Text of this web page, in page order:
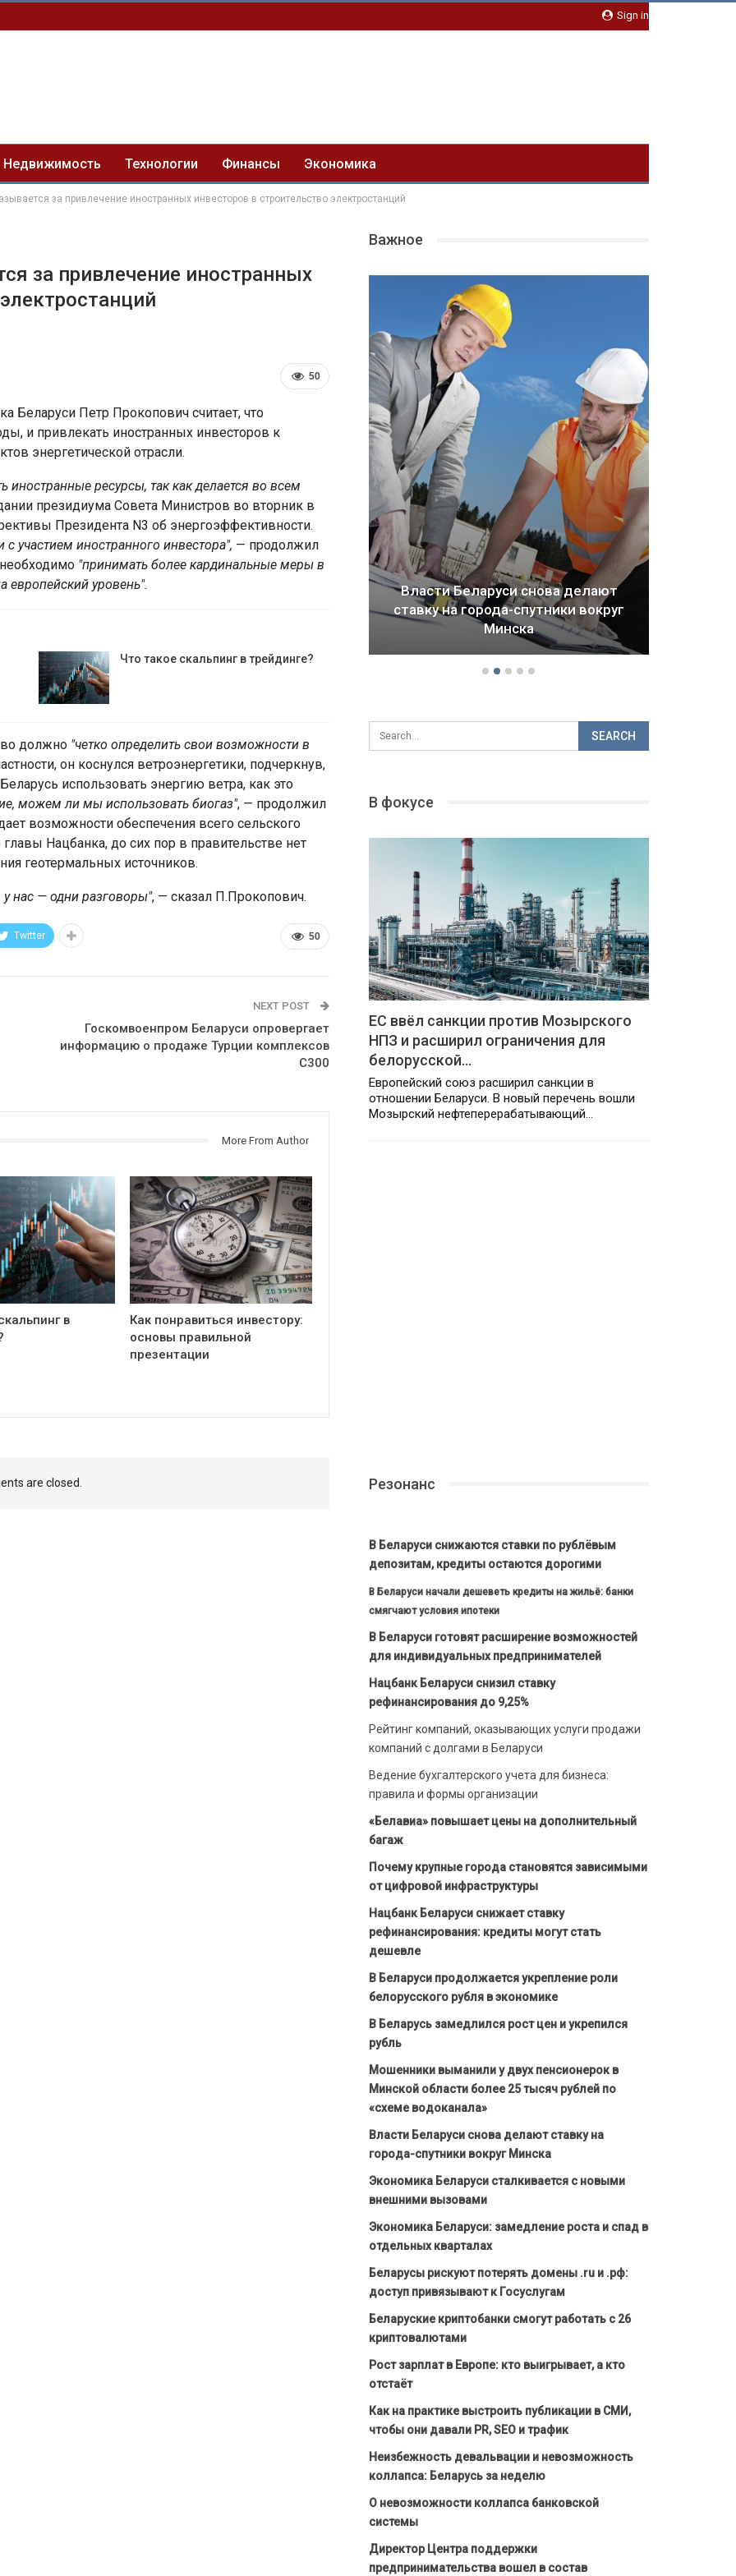
Sign in
Недвижимость Технологии Финансы Экономика
за привлечение иностранных инвесторов в строительство электростанций
за привлечение иностранных
50
Беларуси Петр Прокопович считает, что
и привлекать иностранных инвесторов к
энергетической отрасли.
ресурсы, так как делается во всем
президиума Совета Министров во вторник в
Президента N3 об энергоэффективности.
участием иностранного инвестора", — продолжил
"принимать более кардинальные меры в
европейский уровень".
Что такое скальпинг в трейдинге?
должно "четко определить свои возможности в
он коснулся ветроэнергетики, подчеркнув,
использовать энергию ветра, как это
можем ли мы использовать биогаз", — продолжил
возможности обеспечения всего сельского
Нацбанка, до сих пор в правительстве нет
геотермальных источников.
у нас — одни разговоры", — сказал П.Прокопович.
50
Twitter
NEXT POST
Госкомвоенпром Беларуси опровергает
информацию о продаже Турции комплексов
С300
More From Author
в
Как понравиться инвестору:
основы правильной
презентации
are closed.
Важное
ЕС ввёл санкции против
Власти Беларуси снова делают
ставку на города-спутники вокруг
Минска
В фокусе
ЕС ввёл санкции против Мозырского
НПЗ и расширил ограничения для
белорусской…
Европейский союз расширил санкции в
отношении Беларуси. В новый перечень вошли
Мозырский нефтеперерабатывающий…
Резонанс
В Беларуси снижаются ставки по рублёвым
депозитам, кредиты остаются дорогими
В Беларуси начали дешеветь кредиты на жильё: банки
смягчают условия ипотеки
В Беларуси готовят расширение возможностей
для индивидуальных предпринимателей
Нацбанк Беларуси снизил ставку
рефинансирования до 9,25%
Рейтинг компаний, оказывающих услуги продажи
компаний с долгами в Беларуси
Ведение бухгалтерского учета для бизнеса:
правила и формы организации
«Белавиа» повышает цены на дополнительный
багаж
Почему крупные города становятся зависимыми
от цифровой инфраструктуры
Нацбанк Беларуси снижает ставку
рефинансирования: кредиты могут стать
дешевле
В Беларуси продолжается укрепление роли
белорусского рубля в экономике
В Беларусь замедлился рост цен и укрепился
рубль
Мошенники выманили у двух пенсионерок в
Минской области более 25 тысяч рублей по
«схеме водоканала»
Власти Беларуси снова делают ставку на
города-спутники вокруг Минска
Экономика Беларуси сталкивается с новыми
внешними вызовами
Экономика Беларуси: замедление роста и спад в
отдельных кварталах
Беларусы рискуют потерять домены .ru и .рф:
доступ привязывают к Госуслугам
Беларуские криптобанки смогут работать с 26
криптовалютами
Рост зарплат в Европе: кто выигрывает, а кто
отстаёт
Как на практике выстроить публикации в СМИ,
чтобы они давали PR, SEO и трафик
Неизбежность девальвации и невозможность
коллапса: Беларусь за неделю
О невозможности коллапса банковской
системы
Директор Центра поддержки
предпринимательства вошел в состав